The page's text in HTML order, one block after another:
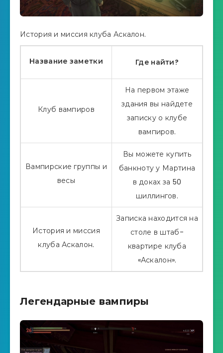
История и миссия клуба Аскалон.
Название заметки Где найти?
Клуб вампиров
На первом этаже
здания вы найдете
записку о клубе
вампиров.
Вампирские группы и
весы
Вы можете купить
банкноту у Мартина
в доках за 50
шиллингов.
История и миссия
клуба Аскалон.
Записка находится на
столе в штаб-
квартире клуба
«Аскалон».
Легендарные вампиры